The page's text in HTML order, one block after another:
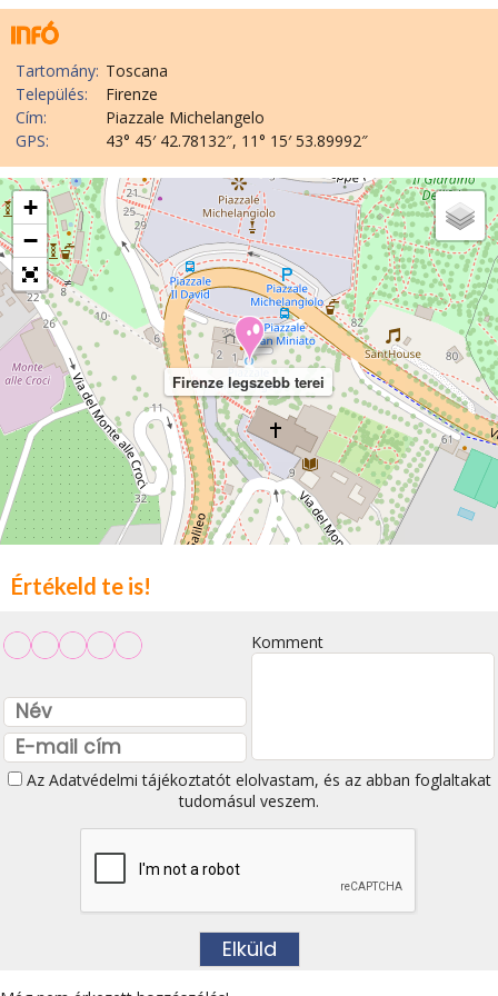
Tartomány: Toscana
Település:
Firenze
Cím:
Piazzale Michelangelo
GPS:
43° 45′ 42.78132″, 11° 15′ 53.89992″
Firenze legszebb terei
+
−
Értékeld te is!
Komment
Az Adatvédelmi tájékoztatótelolvastam, és az abban foglaltakat
tudomásul veszem.